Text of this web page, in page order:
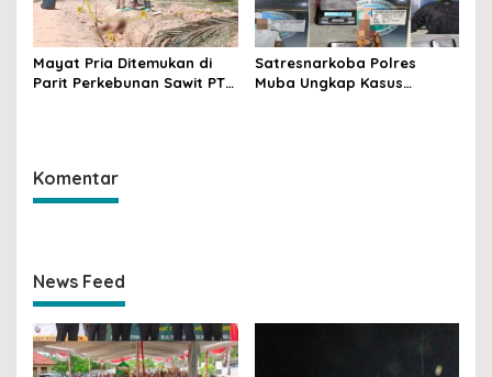
Mayat Pria Ditemukan di
Parit Perkebunan Sawit PT
Satresnarkoba Polres
Muba Ungkap Kasus
Komentar
News Feed